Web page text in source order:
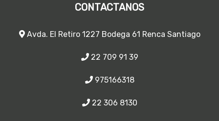
CONTACTANOS
Avda. El Retiro 1227 Bodega 61 Renca Santiago
22 709 91 39
975166318
22 306 8130